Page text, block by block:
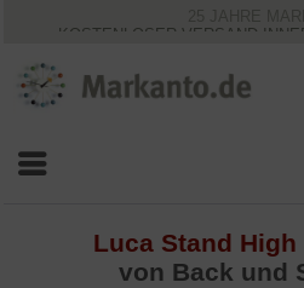
KOSTENLOSER VERSAND
VIELFÄLTIGE
BESTPRICE-
Luca Stand
von Back und